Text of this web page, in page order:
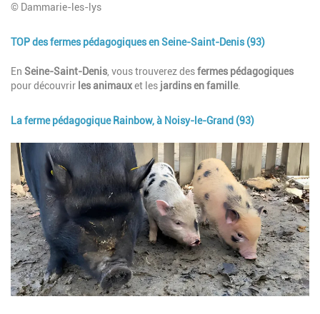
© Dammarie-les-lys
TOP des fermes pédagogiques en Seine-Saint-Denis (93)
Description
En Seine-Saint-Denis , vous trouverez desfermes pédagogiques
pour découvrir les animauxet les jardinsen famille.
La ferme pédagogique Rainbow, à Noisy-le-Grand (93)
Image